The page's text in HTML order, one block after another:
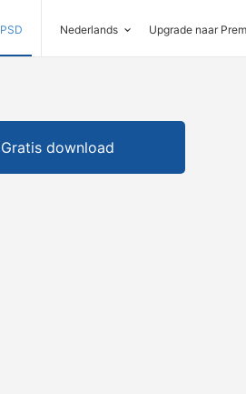
PSD Nederlands Upgrade naar
Gratis download